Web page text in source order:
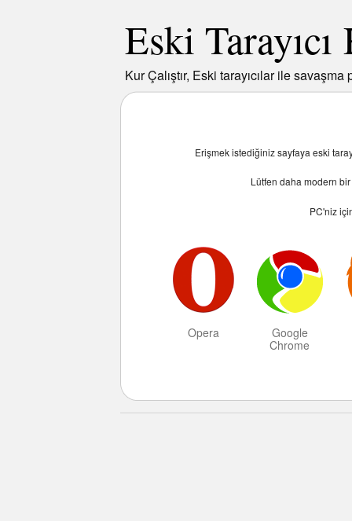
Eski
Kur Çalıştır, Eski tarayıcılar ile savaşma
Erişmek istediğiniz sayfaya eski
Lütfen daha modern
PC'niz
Opera
Google
Chrome